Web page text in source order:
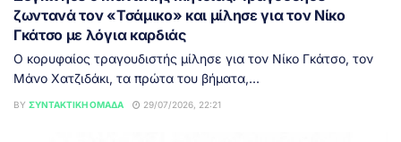
ζωντανά τον «Τσάμικο» και μίλησε για τον Νίκο
Γκάτσο με λόγια καρδιάς
Ο κορυφαίος τραγουδιστής μίλησε για τον Νίκο Γκάτσο, τον
Μάνο Χατζιδάκι, τα πρώτα του βήματα,...
BY ΣΥΝΤΑΚΤΙΚΉ ΟΜΆΔΑ 29/07/2026, 22:21